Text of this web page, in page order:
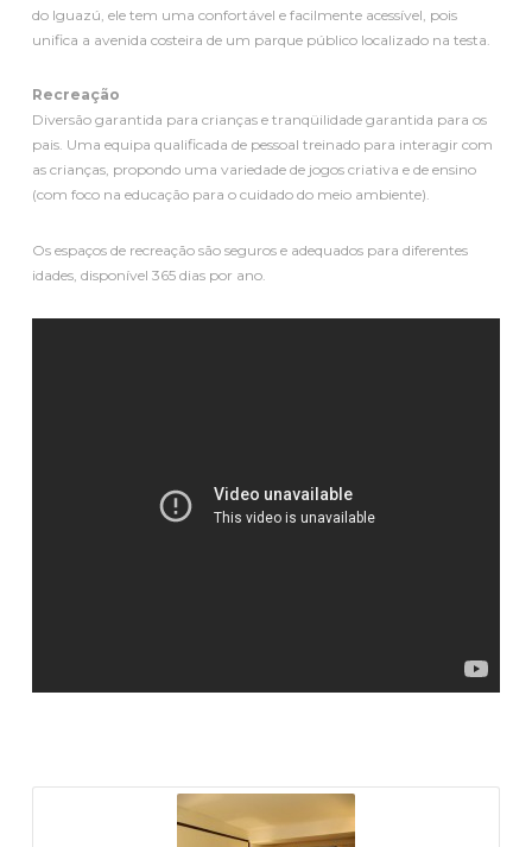
do Iguazú, ele tem uma confortável e facilmente acessível, pois
unifica a avenida costeira de um parque público localizado na testa.
Recreação
Diversão garantida para crianças e tranqüilidade garantida para os
pais. Uma equipa qualificada de pessoal treinado para interagir com
as crianças, propondo uma variedade de jogos criativa e de ensino
(com foco na educação para o cuidado do meio ambiente).
Os espaços de recreação são seguros e adequados para diferentes
idades, disponível 365 dias por ano.